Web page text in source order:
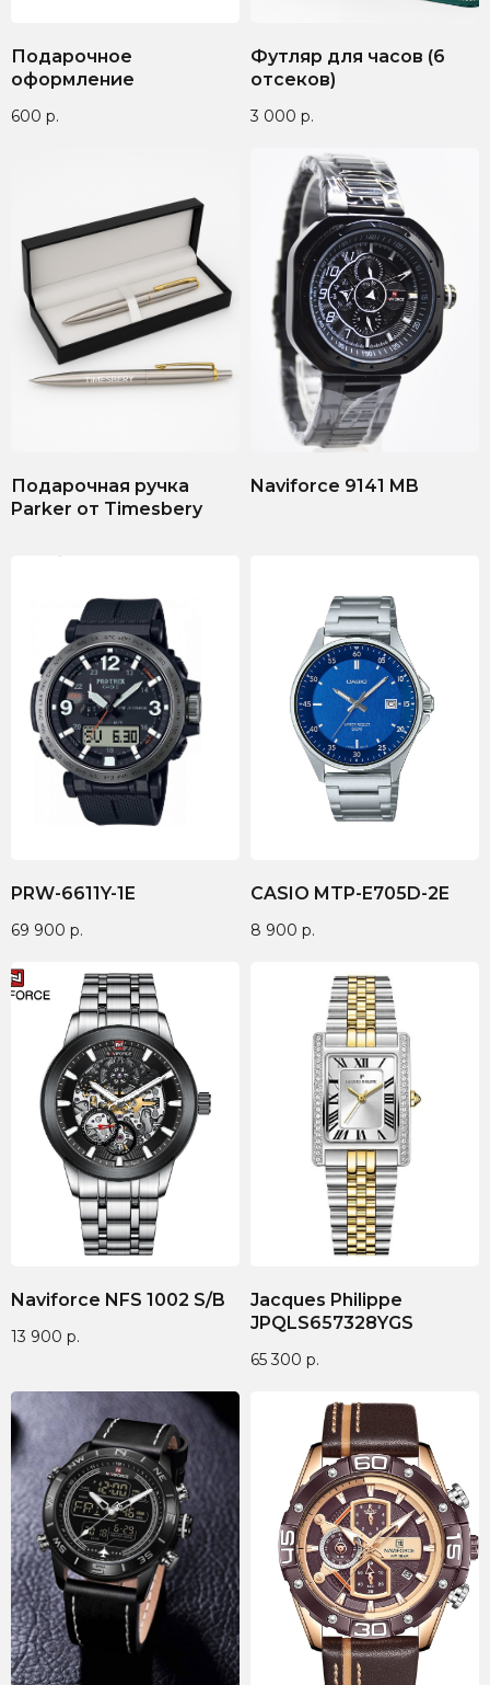
Подарочное
оформление
600 р.
Футляр для часов (6
отсеков)
3 000 р.
Подарочная ручка
Parker от Timesbery
Naviforce 9141 MB
PRW-6611Y-1E
69 900 р.
CASIO MTP-E705D-2E
8 900 р.
Naviforce NFS 1002 S/B
13 900 р.
Jacques Philippe
JPQLS657328YGS
65 300 р.